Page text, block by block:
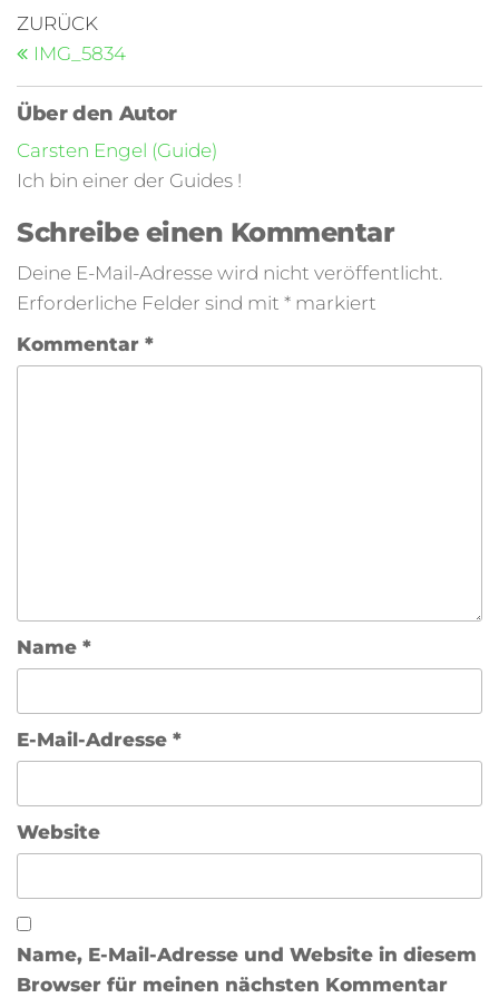
ZURÜCK
IMG_5834
Über den Autor
Carsten Engel (Guide)
Ich bin einer der Guides !
Schreibe einen Kommentar
Deine E-Mail-Adresse wird nicht veröffentlicht.
Erforderliche Felder sind mit * markiert
Kommentar *
Name *
E-Mail-Adresse *
Website
Name, E-Mail-Adresse und Website in diesem
Browser für meinen nächsten Kommentar